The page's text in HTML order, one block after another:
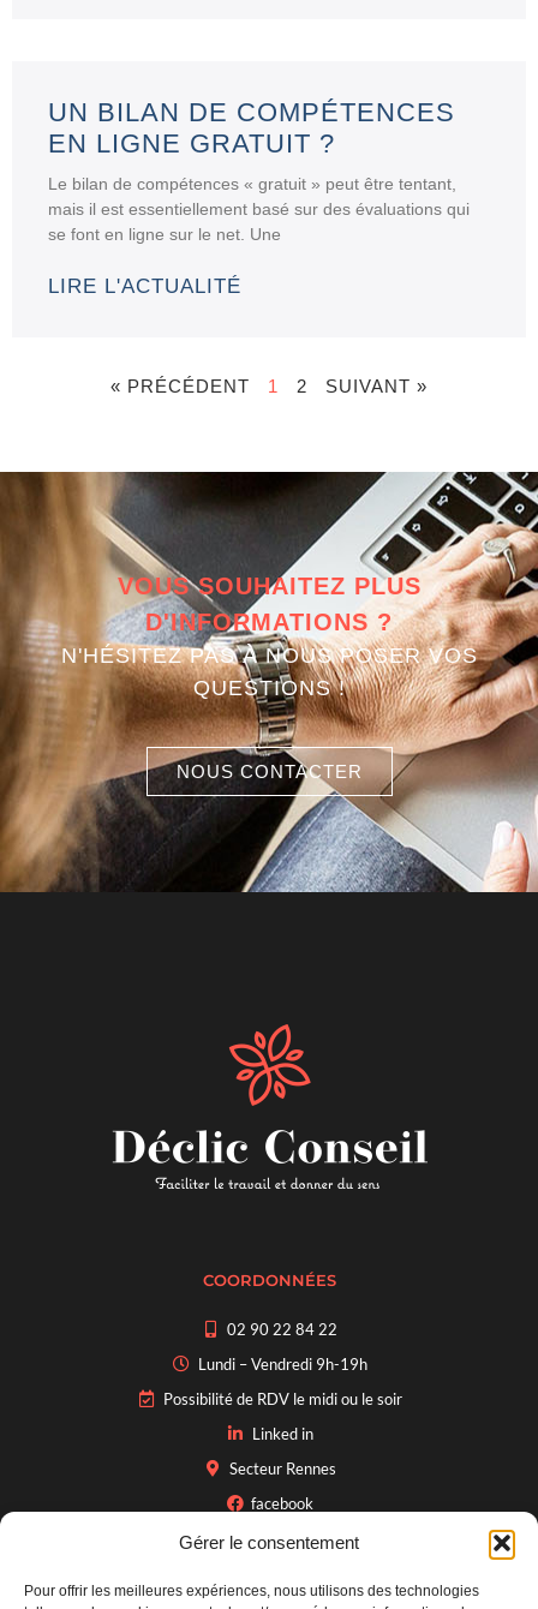
Gérer le consentement
Pour offrir les meilleures expériences, nous utilisons des technologies
UN BILAN DE COMPÉTENCES
EN LIGNE GRATUIT ?
Le bilan de compétences « gratuit » peut être tentant,
mais il est essentiellement basé sur des évaluations qui
se font en ligne sur le net. Une
LIRE L'ACTUALITÉ
« PRÉCÉDENT 1 2 SUIVANT »
VOUS SOUHAITEZ PLUS
D'INFORMATIONS ?
N'HÉSITEZ PAS À NOUS POSER VOS
QUESTIONS !
NOUS CONTACTER
COORDONNÉES
02 90 22 84 22
Lundi – Vendredi 9h-19h
Possibilité de RDV le midi ou le soir
Linked in
Secteur Rennes
facebook